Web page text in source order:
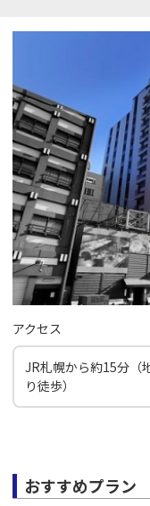
アクセス
JR札幌から約15分（
り徒歩）
おすすめプラン